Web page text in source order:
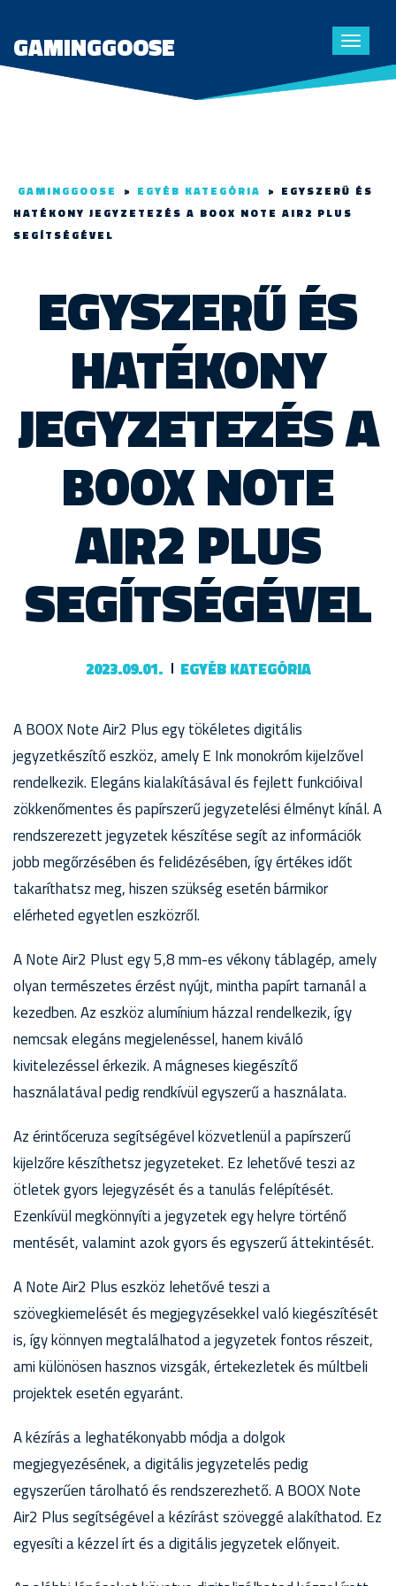
Toggle
GAMINGGOOSE
GAMINGGOOSE > EGYÉB KATEGÓRIA > EGYSZERŰ ÉS
HATÉKONY JEGYZETEZÉS A BOOX NOTE AIR2 PLUS
SEGÍTSÉGÉVEL
EGYSZERŰ ÉS
HATÉKONY
JEGYZETEZÉS A
BOOX NOTE
AIR2 PLUS
SEGÍTSÉGÉVEL
2023.09.01. EGYÉB KATEGÓRIA
A BOOX Note Air2 Plus egy tökéletes digitális
jegyzetkészítő eszköz, amely E Ink monokróm kijelzővel
rendelkezik. Elegáns kialakításával és fejlett funkcióival
zökkenőmentes és papírszerű jegyzetelési élményt kínál. A
rendszerezett jegyzetek készítése segít az információk
jobb megőrzésében és felidézésében, így értékes időt
takaríthatsz meg, hiszen szükség esetén bármikor
elérheted egyetlen eszközről.
A Note Air2 Plust egy 5,8 mm-es vékony táblagép, amely
olyan természetes érzést nyújt, mintha papírt tarnanál a
kezedben. Az eszköz alumínium házzal rendelkezik, így
nemcsak elegáns megjelenéssel, hanem kiváló
kivitelezéssel érkezik. A mágneses kiegészítő
használatával pedig rendkívül egyszerű a használata.
Az érintőceruza segítségével közvetlenül a papírszerű
kijelzőre készíthetsz jegyzeteket. Ez lehetővé teszi az
ötletek gyors lejegyzését és a tanulás felépítését.
Ezenkívül megkönnyíti a jegyzetek egy helyre történő
mentését, valamint azok gyors és egyszerű áttekintését.
A Note Air2 Plus eszköz lehetővé teszi a
szövegkiemelését és megjegyzésekkel való kiegészítését
is, így könnyen megtalálhatod a jegyzetek fontos részeit,
ami különösen hasznos vizsgák, értekezletek és múltbeli
projektek esetén egyaránt.
A kézírás a leghatékonyabb módja a dolgok
megjegyezésének, a digitális jegyzetelés pedig
egyszerűen tárolható és rendszerezhető. A BOOX Note
Air2 Plus segítségével a kézírást szöveggé alakíthatod. Ez
egyesíti a kézzel írt és a digitális jegyzetek előnyeit.